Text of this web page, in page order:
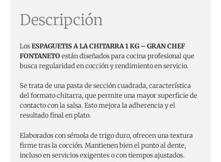
Descripción
LosESPAGUETIS A LA CHITARRA 1 KG – GRAN CHEF
FONTANETO están diseñados para cocina profesional que
busca regularidad en cocción y rendimiento en servicio.
Se trata de una pasta de sección cuadrada, característica
del formato chitarra, que permite una mayor superficie de
contacto con la salsa. Esto mejora la adherencia y el
resultado final en plato.
Elaborados con sémola de trigo duro, ofrecen una textura
firme tras la cocción. Mantienen bien el punto al dente,
incluso en servicios exigentes o con tiempos ajustados.